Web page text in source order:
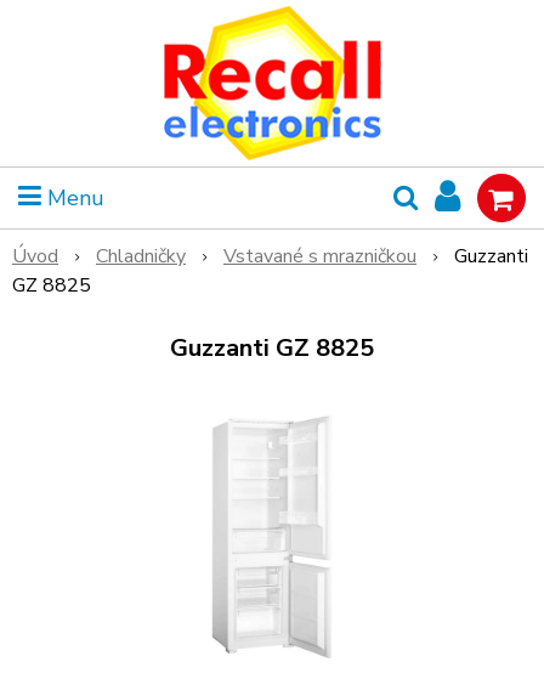
Menu
Úvod Chladničky Vstavané s mrazničkou
Guzzanti
GZ 8825
Guzzanti GZ 8825